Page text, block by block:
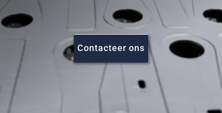
Projecten
FAQ
Vacatures
Contacteer ons